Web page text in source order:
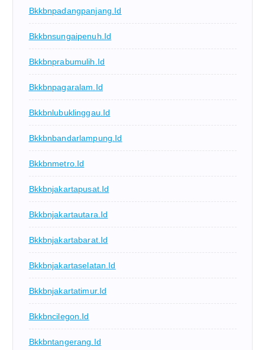
Bkkbnpadangpanjang.id
Bkkbnsungaipenuh.id
Bkkbnprabumulih.id
Bkkbnpagaralam.id
Bkkbnlubuklinggau.id
Bkkbnbandarlampung.id
Bkkbnmetro.id
Bkkbnjakartapusat.id
Bkkbnjakartautara.id
Bkkbnjakartabarat.id
Bkkbnjakartaselatan.id
Bkkbnjakartatimur.id
Bkkbncilegon.id
Bkkbntangerang.id